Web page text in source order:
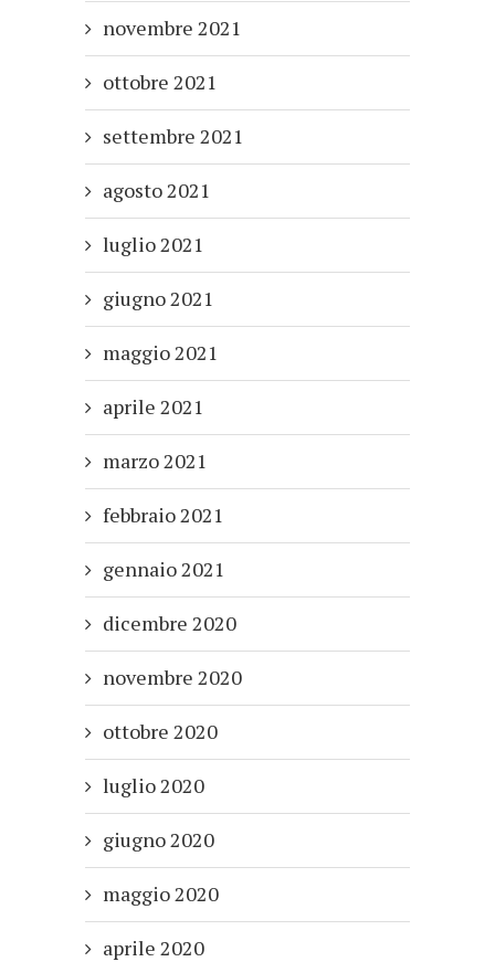
novembre 2021
ottobre 2021
settembre 2021
agosto 2021
luglio 2021
giugno 2021
maggio 2021
aprile 2021
marzo 2021
febbraio 2021
gennaio 2021
dicembre 2020
novembre 2020
ottobre 2020
luglio 2020
giugno 2020
maggio 2020
aprile 2020